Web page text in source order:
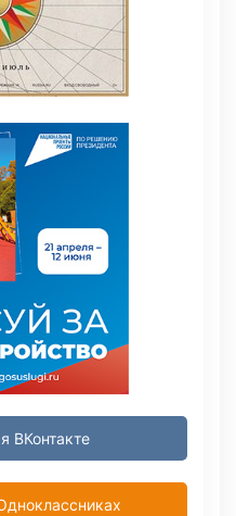
ВКонтакте